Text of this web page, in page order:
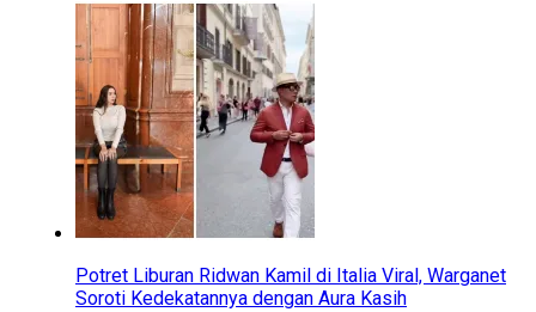
Potret Liburan Ridwan Kamil di Italia Viral, Warganet
Soroti Kedekatannya dengan Aura Kasih